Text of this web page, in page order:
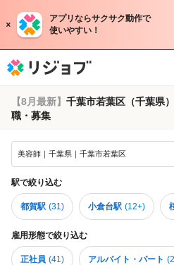
アプリならサクサク動作で
使いやすい！
【8月最新】 千葉市若葉区（千葉県
職・募集
美容師｜千葉県｜千葉市若葉区
駅で絞り込む
都賀駅 (31) 小倉台駅 (12+)
雇用形態で絞り込む
正社員 (41) アルバイト・パート (